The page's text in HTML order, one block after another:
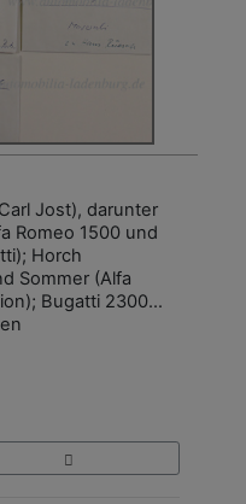
Jost), darunter
Romeo 1500 und
Horch
Sommer (Alfa
Bugatti 2300…